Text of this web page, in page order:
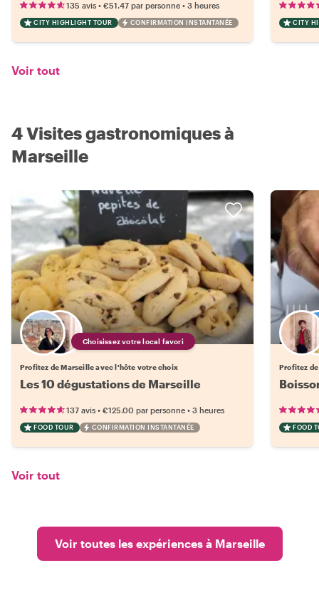
135 avis • €51.47 par personne • 3 heures
CITY HIGHLIGHT TOUR CONFIRMATION INSTANTANÉE CITY
Voir tout
4 Visites gastronomiques à
Marseille
Choisissez votre local favori
Profitez de Marseille avec l'hôte votre choix
Les 10 dégustations de Marseille
137 avis • €125.00 par personne • 3 heures
FOOD TOUR CONFIRMATION INSTANTANÉE
Profitez
FOOD
Voir tout
Voir toutes les expériences à Marseille